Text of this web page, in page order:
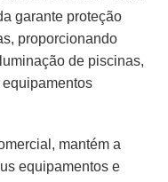
garante proteção
proporcionando
de piscinas,
mantém a
equipamentos e